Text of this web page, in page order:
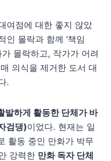
여점에 대한 좋지 않았
인 몰락과 함께 ‘책임
몰락하고, 작가가 어려
의식을 제거한 도서 대
.
발하게 활동한 단체가 바
검댕)이었다. 현재는 일
활동 중인 만화가 박무
강력한 만화 독자 단체